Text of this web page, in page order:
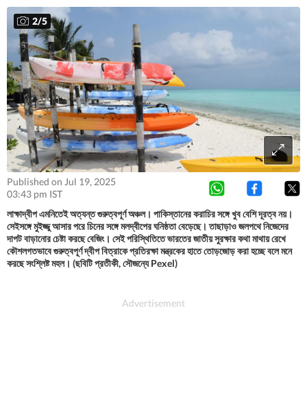
2/5
Published on Jul 19, 2025
03:43 pm IST
লাক্ষাদ্বীপ এমনিতেই অত্যন্ত গুরুত্বপূর্ণ অঞ্চল। পাকিস্তানের করাচির সঙ্গে খুব বেশি দূরত্ব নয়।
সেইসঙ্গে মুইজ্জু আসার পরে চিনের সঙ্গে মলদ্বীপের ঘনিষ্ঠতা বেড়েছে। তাছাড়াও জলপথে নিজেদের
দাপট বাড়ানোর চেষ্টা করছে বেজিং। সেই পরিস্থিতিতে ভারতের জাতীয় সুরক্ষার কথা মাথায় রেখে
কৌশলগতভাবে গুরুত্বপূর্ণ দ্বীপ বিত্রাকে প্রতিরক্ষা মন্ত্রকের হাতে তোড়জোড় করা হচ্ছে বলে মনে
করছে সংশ্লিষ্ট মহল। (ছবিটি প্রতীকী, সৌজন্যে Pexel)